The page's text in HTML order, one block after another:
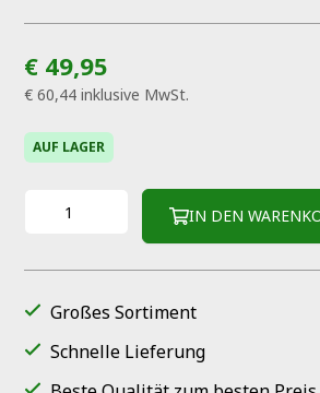
€ 49,95
€ 60,44 inklusive MwSt.
AUF LAGER
IN DEN
Großes Sortiment
Schnelle Lieferung